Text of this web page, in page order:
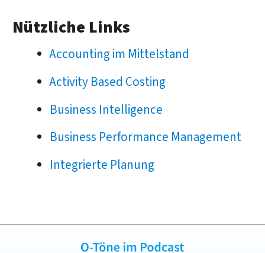
Nützliche Links
Accounting im Mittelstand
Activity Based Costing
Business Intelligence
Business Performance Management
Integrierte Planung